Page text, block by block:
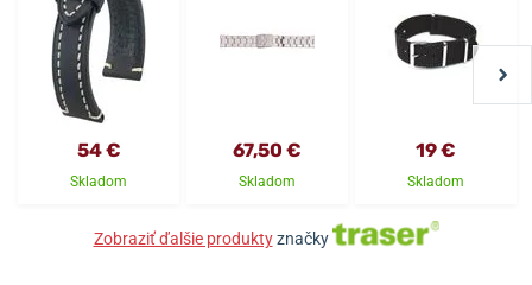
54 €
Skladom
67,50 €
Skladom
19 €
Skladom
Zobraziť ďalšie produktyznačky